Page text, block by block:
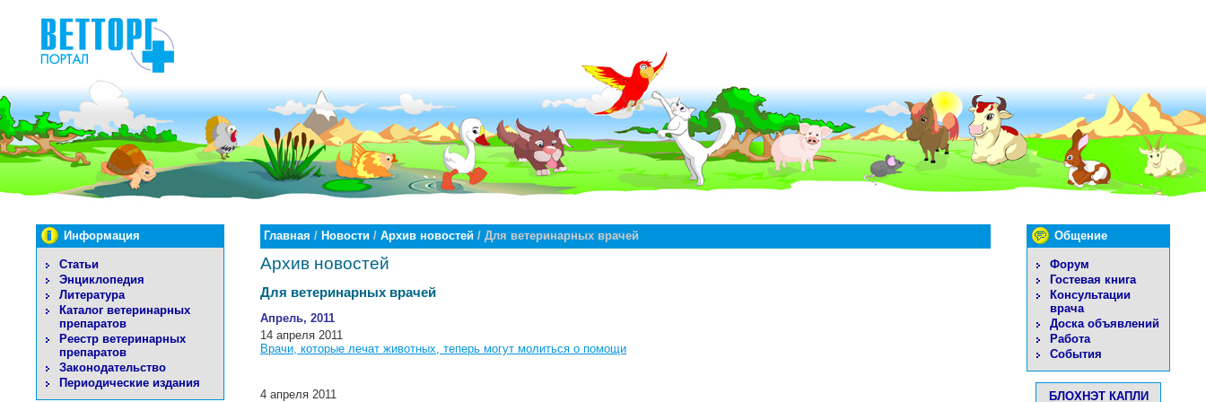
Информация
Статьи
Энциклопедия
Литература
Каталог ветеринарных
препаратов
Реестр ветеринарных
препаратов
Законодательство
Периодические издания
Общение
Форум
Гостевая книга
Консультации
врача
Доска объявлений
Работа
События
БЛОХНЭТ КАПЛИ
Главная / Новости / Архив новостей / Для ветеринарных врачей
Архив новостей
Для ветеринарных врачей
Апрель, 2011
14 апреля 2011
Врачи, которые лечат животных, теперь могут молиться о помощи
4 апреля 2011